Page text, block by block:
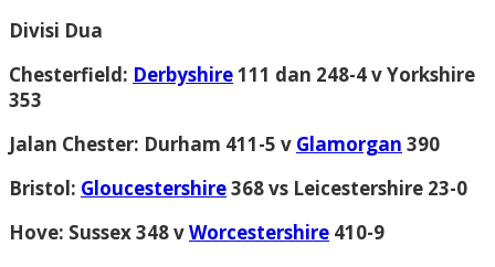
Divisi Dua
Chesterfield: Derbyshire111 dan 248-4 v Yorkshire
353
Jalan Chester: Durham 411-5 v Glamorgan 390
Bristol: Gloucestershire368 vs Leicestershire 23-0
Hove: Sussex 348 vWorcestershire 410-9